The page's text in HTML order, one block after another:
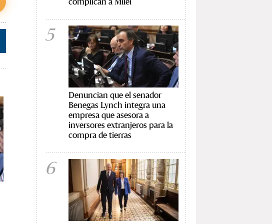
5
Denuncian que el senador
Benegas Lynch integra una
empresa que asesora a
inversores extranjeros para la
compra de tierras
6